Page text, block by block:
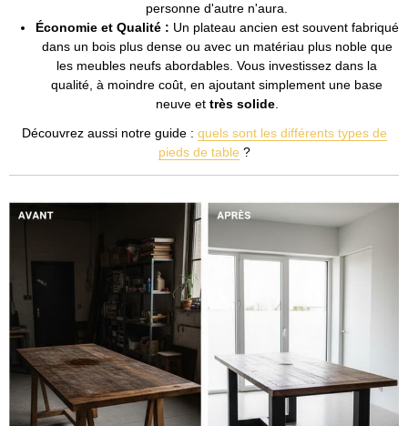
personne d'autre n'aura.
Économie et Qualité : Un plateau ancien est souvent fabriqué
dans un bois plus dense ou avec un matériau plus noble que
les meubles neufs abordables. Vous investissez dans la
qualité, à moindre coût, en ajoutant simplement une base
neuve et très solide.
Découvrez aussi notre guide : quels sont les différents types de
pieds de table ?